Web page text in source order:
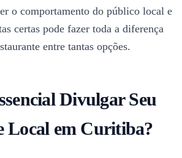
o comportamento do público local e
certas pode fazer toda a diferença
entre tantas opções.
Divulgar Seu
Local em Curitiba?